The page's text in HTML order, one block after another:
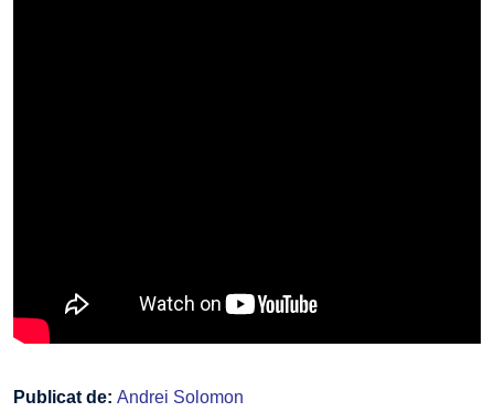
Publicat de: Andrei Solomon